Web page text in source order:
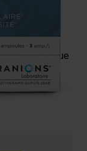
psychologique